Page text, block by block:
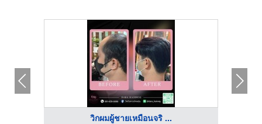
วิกผมผู้ชายเหมือนจริ ...